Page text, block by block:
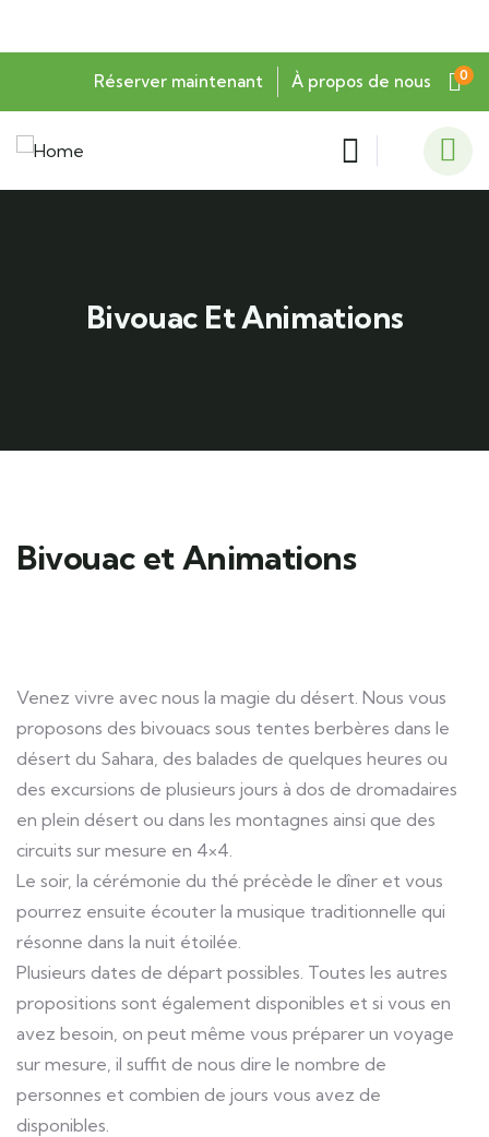
Réserver maintenant À propos de nous 0
Bivouac Et Animations
Bivouac et Animations
Venez vivre avec nous la magie du désert. Nous vous
proposons des bivouacs sous tentes berbères dans le
désert du Sahara, des balades de quelques heures ou
des excursions de plusieurs jours à dos de dromadaires
en plein désert ou dans les montagnes ainsi que des
circuits sur mesure en 4×4.
Le soir, la cérémonie du thé précède le dîner et vous
pourrez ensuite écouter la musique traditionnelle qui
résonne dans la nuit étoilée.
Plusieurs dates de départ possibles. Toutes les autres
propositions sont également disponibles et si vous en
avez besoin, on peut même vous préparer un voyage
sur mesure, il suffit de nous dire le nombre de
personnes et combien de jours vous avez de
disponibles.